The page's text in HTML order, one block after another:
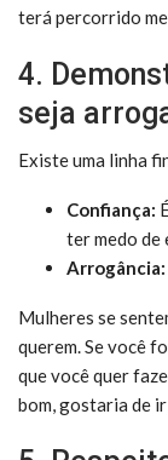
terá percorrido
4.
seja
Existe uma linha
Confiança:
ter medo de
Arrogância:
Mulheres se
querem. Se você
que você quer
bom, gostaria de